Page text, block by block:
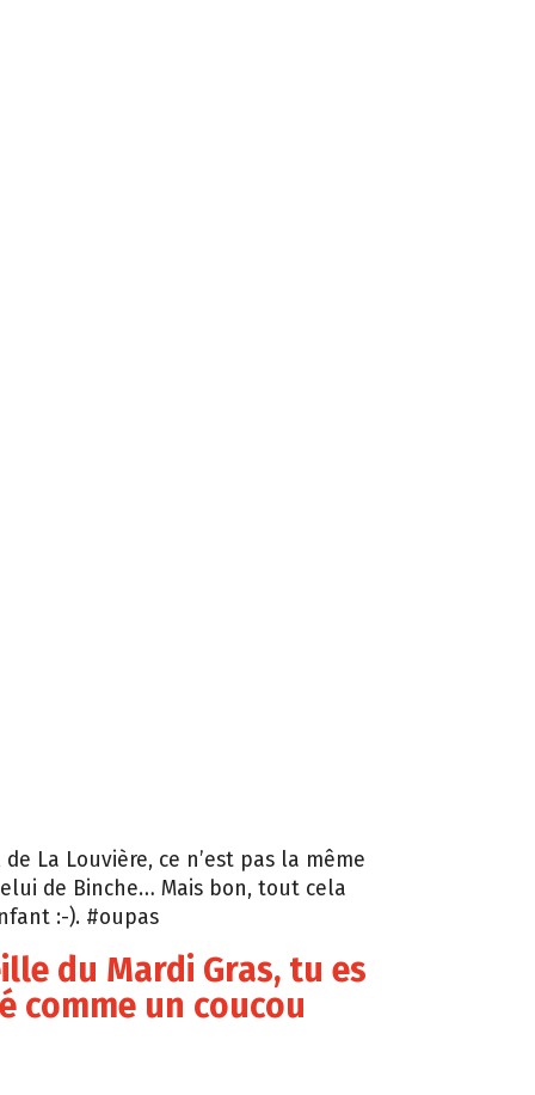
La Louvière, ce n’est pas la même
de Binche… Mais bon, tout cela
:-). #oupas
du Mardi Gras, tu es
comme un coucou